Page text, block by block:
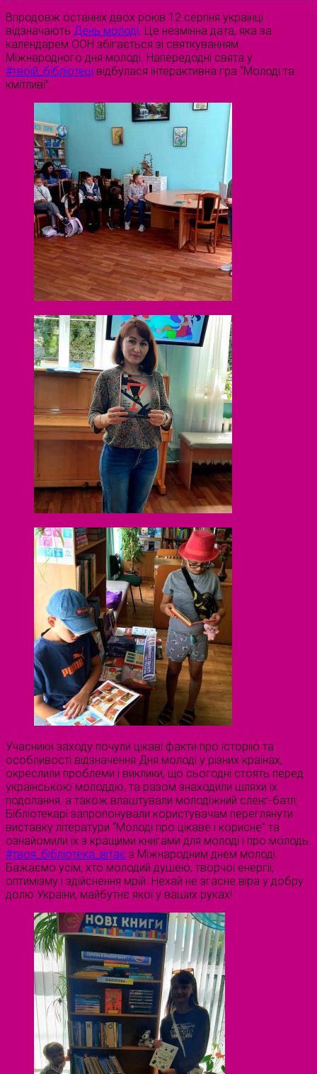
Впродовж останніх двох років 12 серпня українці
відзначають День молоді. Це незмінна дата, яка за
календарем ООН збігається зі святкуванням
Міжнародного дня молоді. Напередодні свята у
#твоїй_бібліотеці відбулася інтерактивна гра “Молоді та
кмітливі”.
Учасники заходу почули цікаві факти про історію та
особливості відзначення Дня молоді у різних країнах,
окреслили проблеми і виклики, що сьогодні стоять перед
українською молоддю, та разом знаходили шляхи їх
подолання, а також влаштували молодіжний сленг-батл.
Бібліотекарі запропонували користувачам переглянути
виставку літератури “Молоді про цікаве і корисне” та
ознайомили їх з кращими книгами для молоді і про молодь.
#твоя_бібліотека_вітає з Міжнародним днем молоді.
Бажаємо усім, хто молодий душею, творчої енергії,
оптимізму і здійснення мрій. Нехай не згасне вiра у добру
долю України, майбутнє якої у ваших руках!